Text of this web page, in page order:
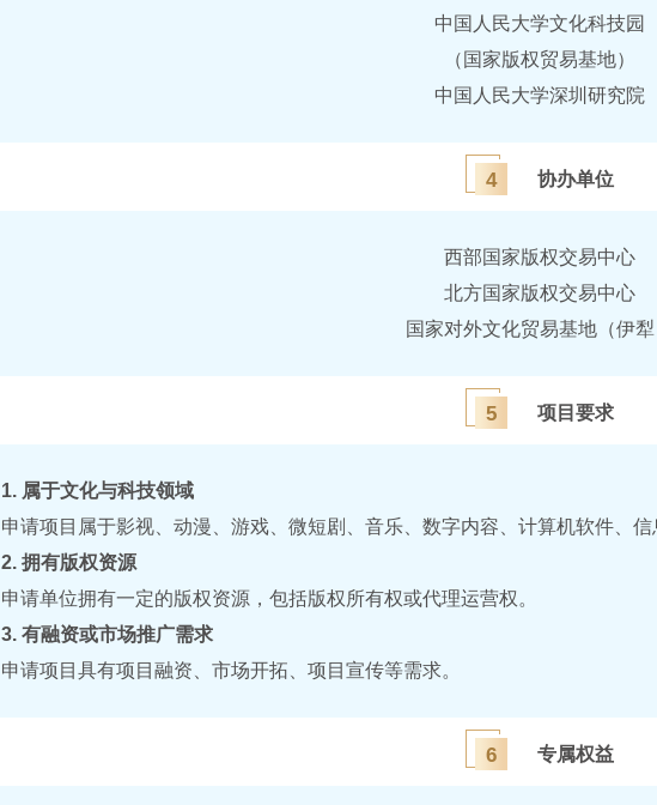
中国人民大学文化科技园
（国家版权贸易基地）
中国人民大学深圳研究院
4 协办单位
西部国家版权交易中心
北方国家版权交易中心
国家对外文化贸易基地（伊
5 项目要求
1. 属于文化与科技领域
申请项目属于影视、动漫、游戏、微短剧、音乐、数字内容、计算机软件、
2. 拥有版权资源
申请单位拥有一定的版权资源，包括版权所有权或代理运营权。
3. 有融资或市场推广需求
申请项目具有项目融资、市场开拓、项目宣传等需求。
6 专属权益